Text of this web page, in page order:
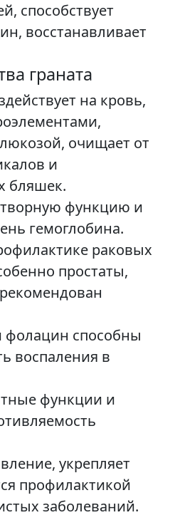
способствует
восстанавливает
граната
на кровь,
очищает от
и
бляшек.
функцию и
гемоглобина.
раковых
простаты,
фолацин способны
воспаления в
функции и
укрепляет
профилактикой
заболеваний.